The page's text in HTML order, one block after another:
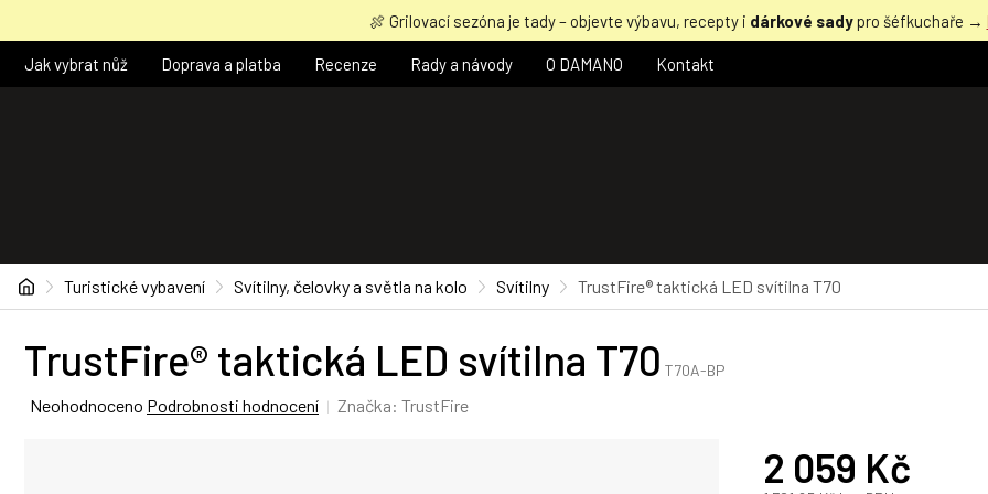
obsah
🍖 Grilovací sezóna je tady – objevte výbavu, recepty i dárkové sadypro šéfkuchaře →
Jak vybrat nůž Doprava a platba Recenze Rady a návody O DAMANO Kontakt
DomůTuristické vybavení Svítilny, čelovky a světla na kolo Svítilny TrustFire® taktická LED svítilna T70
TrustFire® taktická LED svítilna T70 T70A-BP
Průměrné
Neohodnoceno Podrobnosti hodnocení Značka:TrustFire
2 059 Kč